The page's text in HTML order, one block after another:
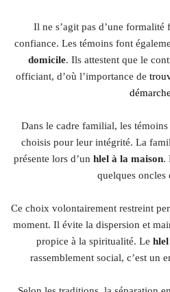
Il ne s’agit pas d’une formalité
confiance. Les témoins font
domicile. Ils attestent que le
officiant, d’où l’importance de
Dans le cadre familial, les témoins
choisis pour leur intégrité. La
présente lors d’un hlel à la maison.
quelques oncles
Ce choix volontairement restreint
moment. Il évite la dispersion et
propice à la spiritualité. Le
rassemblement social, c’est un